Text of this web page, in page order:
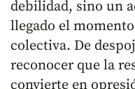
debilidad, sino un
llegado el
colectiva. De
reconocer que la
convierte en